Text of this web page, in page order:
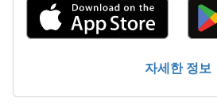
자세한 정보